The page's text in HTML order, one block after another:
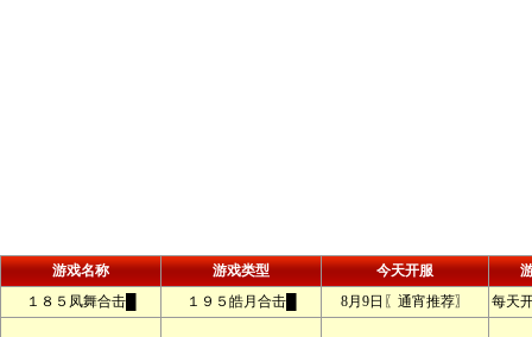
游戏名称 游戏类型 今天开服
１８５凤舞合击█
１９５皓月合击█ 8月9日〖通宵推荐〗 每天